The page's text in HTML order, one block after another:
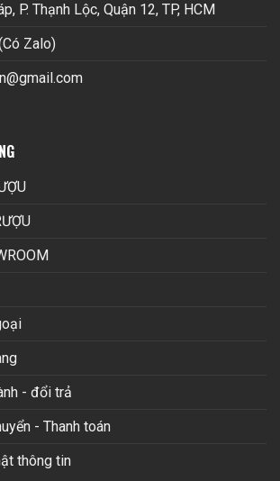
P. Thạnh Lộc, Quận 12, TP, HCM
Zalo)
- đổi trả
- Thanh toán
thông tin